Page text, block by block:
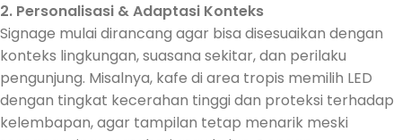
2. Personalisasi & Adaptasi Konteks
Signage mulai dirancang agar bisa disesuaikan dengan
konteks lingkungan, suasana sekitar, dan perilaku
pengunjung. Misalnya, kafe di area tropis memilih LED
dengan tingkat kecerahan tinggi dan proteksi terhadap
kelembapan, agar tampilan tetap menarik meski